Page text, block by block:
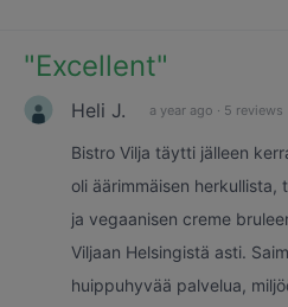
"Excellent"
Heli J. a year ago · 5 reviews
Bistro Vilja täytti jälleen
oli äärimmäisen
ja vegaanisen creme
Viljaan Helsingistä asti.
huippuhyvää palvelua,